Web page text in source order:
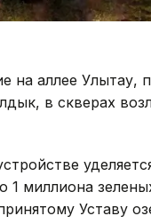
на аллее Улытау,
в скверах
миллиона
Уставу